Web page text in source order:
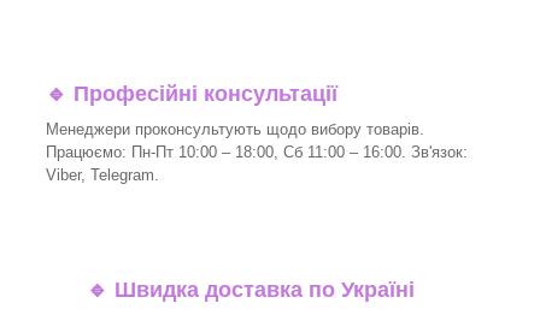
🔹 Професійні консультації
Менеджери проконсультують щодо вибору товарів.
Працюємо: Пн-Пт 10:00 – 18:00, Сб 11:00 – 16:00. Зв'язок:
Viber, Telegram.
🔹 Швидка доставка по Україні